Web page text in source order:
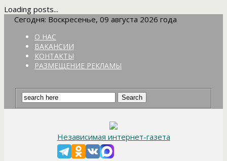
Loading posts...
Сегодня: Воскресенье, 09 августа 2026 года
О НАС
ВАКАНСИИ
КОНТАКТЫ
РАЗМЕЩЕНИЕ РЕКЛАМЫ
Независимая интернет-газета